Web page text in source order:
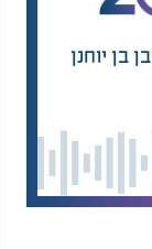
בן יוחנן